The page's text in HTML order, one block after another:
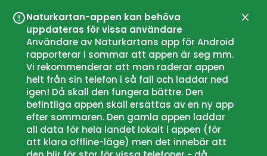
Naturkartan-appen kan behöva
uppdateras för vissa användare
Användare av Naturkartans app för Android
rapporterar i sommar att appen är seg mm.
Vi rekommenderar att man raderar appen
helt från sin telefon i så fall och laddar ned
igen! Då skall den fungera bättre. Den
befintliga appen skall ersättas av en ny app
efter sommaren. Den gamla appen laddar
all data för hela landet lokalt i appen (för
att klara offline-läge) men det innebär att